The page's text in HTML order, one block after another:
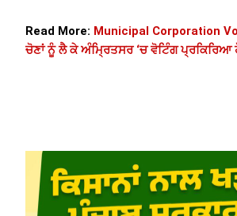
Read More: Municipal Corporation
ਚੋਣਾਂ ਨੂੰ ਲੈ ਕੇ ਅੰਮ੍ਰਿਤਸਰ ‘ਚ ਵੋਟਿੰਗ